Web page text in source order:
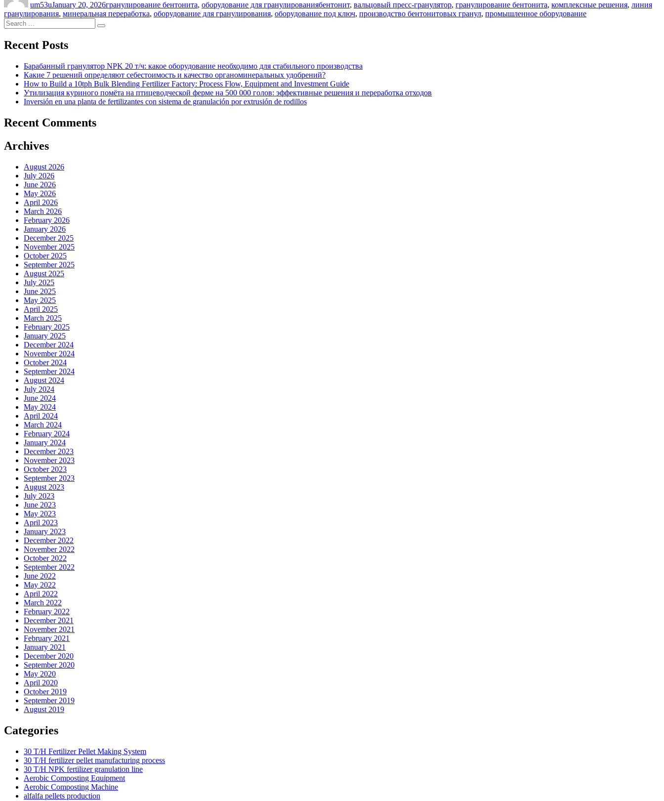
um53uJanuary 20, 2026гранулирование бентонита, оборудование для гранулированиябентонит, вальцовый пресс-гранулятор, гранулирование бентонита, комплексные решения, линия
гранулирования, минеральная переработка, оборудование для гранулирования, оборудование под ключ, производство бентонитовых гранул, промышленное оборудование
Search
for:
Search
Recent Posts
Барабанный гранулятор NPK 20 т/ч: какое оборудование необходимо для стабильного производства
Какие 7 решений определяют себестоимость и качество органоминеральных удобрений?
How to Build a 10tph Bulk Blending Fertilizer Factory: Process Flow, Equipment and Investment Guide
Утилизация куриного помёта на птицеводческой ферме на 500 000 голов: эффективные решения и переработка отходов
Inversión en una planta de fertilizantes con sistema de granulación por extrusión de rodillos
Recent Comments
Archives
August 2026
July 2026
June 2026
May 2026
April 2026
March 2026
February 2026
January 2026
December 2025
November 2025
October 2025
September 2025
August 2025
July 2025
June 2025
May 2025
April 2025
March 2025
February 2025
January 2025
December 2024
November 2024
October 2024
September 2024
August 2024
July 2024
June 2024
May 2024
April 2024
March 2024
February 2024
January 2024
December 2023
November 2023
October 2023
September 2023
August 2023
July 2023
June 2023
May 2023
April 2023
January 2023
December 2022
November 2022
October 2022
September 2022
June 2022
May 2022
April 2022
March 2022
February 2022
December 2021
November 2021
February 2021
January 2021
December 2020
September 2020
May 2020
April 2020
October 2019
September 2019
August 2019
Categories
30 T/H Fertilizer Pellet Making System
30 T/H fertilizer pellet manufacturing process
30 T/H NPK fertilizer granulation line
Aerobic Composting Equipment
Aerobic Composting Machine
alfalfa pellets production